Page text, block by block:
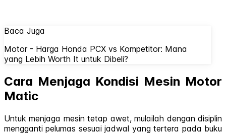
Baca Juga
Motor - Harga Honda PCX vs Kompetitor: Mana
yang Lebih Worth It untuk Dibeli?
Cara Menjaga Kondisi Mesin Motor
Matic
Untuk menjaga mesin tetap awet, mulailah dengan disiplin
mengganti pelumas sesuai jadwal yang tertera pada buku